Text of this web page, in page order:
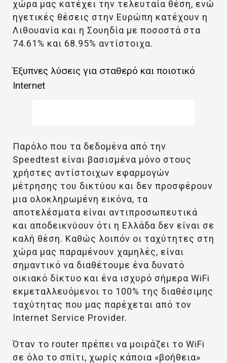
χώρα μας κατέχει την τελευταία θέση, ενώ
ηγετικές θέσεις στην Ευρώπη κατέχουν η
Λιθουανία και η Σουηδία με ποσοστά στα
74.61% και 68.95% αντίστοιχα.
Έξυπνες λύσεις για σταθερό και ποιοτικό
Internet
Παρόλο που τα δεδομένα από την
Speedtest είναι βασισμένα μόνο στους
χρήστες αντίστοιχων εφαρμογών
μέτρησης του δικτύου και δεν προσφέρουν
μια ολοκληρωμένη εικόνα, τα
αποτελέσματα είναι αντιπροσωπευτικά
και αποδεικνύουν ότι η Ελλάδα δεν είναι σε
καλή θέση. Καθώς λοιπόν οι ταχύτητες στη
χώρα μας παραμένουν χαμηλές, είναι
σημαντικό να διαθέτουμε ένα δυνατό
οικιακό δίκτυο και ένα ισχυρό σήμερα WiFi
εκμεταλλευόμενοι το 100% της διαθέσιμης
ταχύτητας που μας παρέχεται από τον
Internet Service Provider.
Όταν το router πρέπει να μοιράζει το WiFi
σε όλο το σπίτι, χωρίς κάποια «βοήθεια»